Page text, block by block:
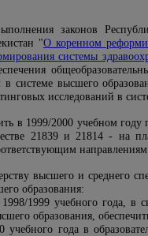
законов
"О коренном
системы
в системе высшего
исследований в
в 1999/2000 учебном году
21839 и 21814 - на
высшего и среднего
образования:
1999 учебного года, в
образования,
учебного года в